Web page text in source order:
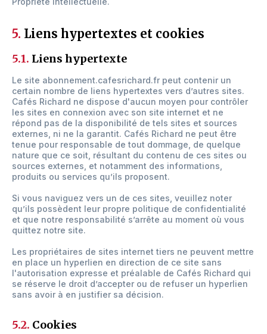
5. Liens hypertextes et cookies
5.1. Liens hypertexte
Le site abonnement.cafesrichard.fr peut contenir un
certain nombre de liens hypertextes vers d’autres sites.
Cafés Richard ne dispose d'aucun moyen pour contrôler
les sites en connexion avec son site internet et ne
répond pas de la disponibilité de tels sites et sources
externes, ni ne la garantit. Cafés Richard ne peut être
tenue pour responsable de tout dommage, de quelque
nature que ce soit, résultant du contenu de ces sites ou
sources externes, et notamment des informations,
produits ou services qu’ils proposent.
Si vous naviguez vers un de ces sites, veuillez noter
qu’ils possèdent leur propre politique de confidentialité
et que notre responsabilité s’arrête au moment où vous
quittez notre site.
Les propriétaires de sites internet tiers ne peuvent mettre
en place un hyperlien en direction de ce site sans
l'autorisation expresse et préalable de Cafés Richard qui
se réserve le droit d’accepter ou de refuser un hyperlien
sans avoir à en justifier sa décision.
5.2. Cookies